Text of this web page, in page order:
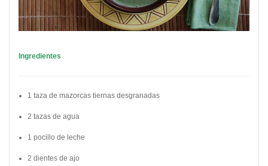
Ingredientes
1 taza de mazorcas tiernas desgranadas
2 tazas de agua
1 pocillo de leche
2 dientes de ajo